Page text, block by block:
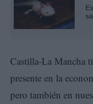
Castilla-La Mancha
presente en la
pero también en